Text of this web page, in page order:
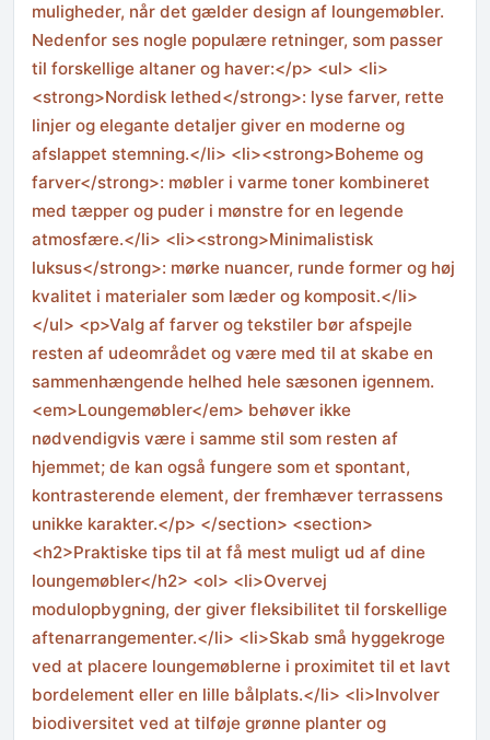
muligheder, når det gælder design af loungemøbler.
Nedenfor ses nogle populære retninger, som passer
til forskellige altaner og haver:</p> <ul> <li>
<strong>Nordisk lethed</strong>: lyse farver, rette
linjer og elegante detaljer giver en moderne og
afslappet stemning.</li> <li><strong>Boheme og
farver</strong>: møbler i varme toner kombineret
med tæpper og puder i mønstre for en legende
atmosfære.</li> <li><strong>Minimalistisk
luksus</strong>: mørke nuancer, runde former og høj
kvalitet i materialer som læder og komposit.</li>
</ul> <p>Valg af farver og tekstiler bør afspejle
resten af udeområdet og være med til at skabe en
sammenhængende helhed hele sæsonen igennem.
<em>Loungemøbler</em> behøver ikke
nødvendigvis være i samme stil som resten af
hjemmet; de kan også fungere som et spontant,
kontrasterende element, der fremhæver terrassens
unikke karakter.</p> </section> <section>
<h2>Praktiske tips til at få mest muligt ud af dine
loungemøbler</h2> <ol> <li>Overvej
modulopbygning, der giver fleksibilitet til forskellige
aftenarrangementer.</li> <li>Skab små hyggekroge
ved at placere loungemøblerne i proximitet til et lavt
bordelement eller en lille bålplats.</li> <li>Involver
biodiversitet ved at tilføje grønne planter og